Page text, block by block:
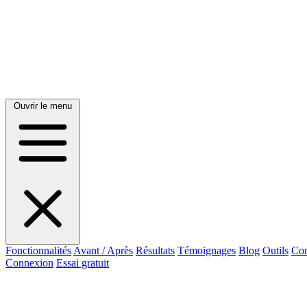
Ouvrir le menu
Fonctionnalités Avant / Après Résultats Témoignages Blog Outils
Connexion Essai gratuit